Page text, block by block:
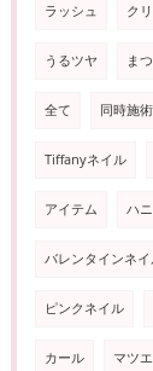
ラッシュ ク
うるツヤ ま
全て 同時施術
Tiffanyネイル
アイテム ハ
バレンタインネ
ピンクネイル
カール マツ